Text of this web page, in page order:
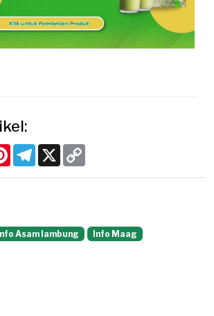
PinterestTelegram
X
Asam lambung Info Maag